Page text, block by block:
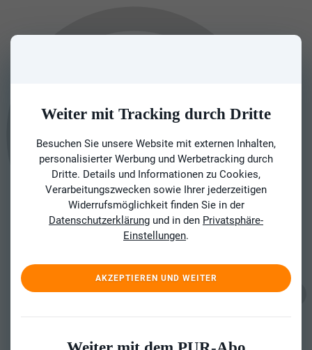
Weiter mit Tracking durch Dritte
Besuchen Sie unsere Website mit externen Inhalten,
personalisierter Werbung und Werbetracking durch
Dritte. Details und Informationen zu Cookies,
Verarbeitungszwecken sowie Ihrer jederzeitigen
Widerrufsmöglichkeit finden Sie in der
Datenschutzerklärung und in den Privatsphäre-
Einstellungen.
AKZEPTIEREN UND WEITER